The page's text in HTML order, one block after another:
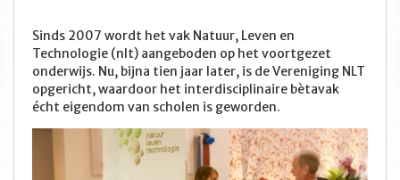
Sinds 2007 wordt het vak Natuur, Leven en
Technologie (nlt) aangeboden op het voortgezet
onderwijs. Nu, bijna tien jaar later, is de Vereniging NLT
opgericht, waardoor het interdisciplinaire bètavak
écht eigendom van scholen is geworden.